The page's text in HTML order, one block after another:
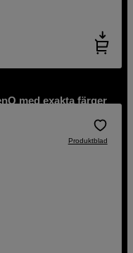
med exakta färger
Till produkterna
Produktblad